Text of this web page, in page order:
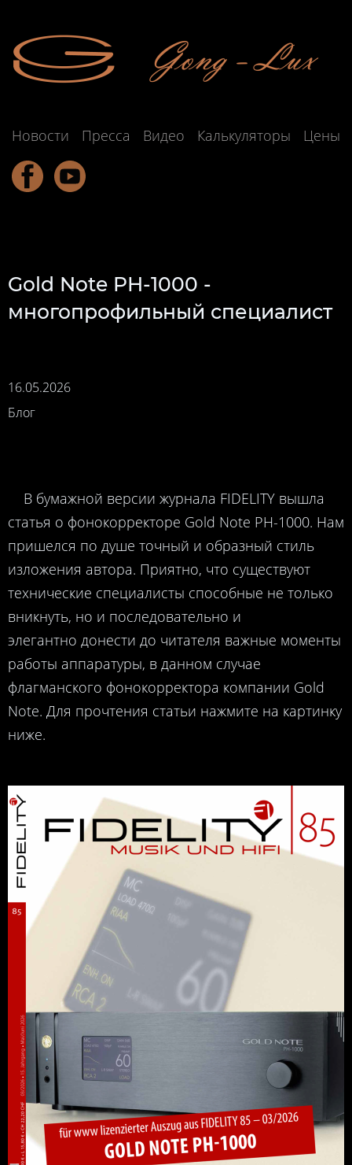
Новости Пресса Видео Калькуляторы Цены
Gold Note PH-1000 -
многопрофильный специалист
16.05.2026
Блог
В бумажной версии журнала FIDELITY вышла
статья о фонокорректоре Gold Note PH-1000. Нам
пришелся по душе точный и образный стиль
изложения автора. Приятно, что существуют
технические специалисты способные не только
вникнуть, но и последовательно и
элегантно донести до читателя важные моменты
работы аппаратуры, в данном случае
флагманского фонокорректора компании Gold
Note. Для прочтения статьи нажмите на картинку
ниже.